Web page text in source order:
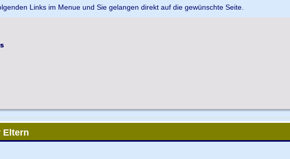
Links im Menue und Sie gelangen direkt auf die gewünschte Seite.